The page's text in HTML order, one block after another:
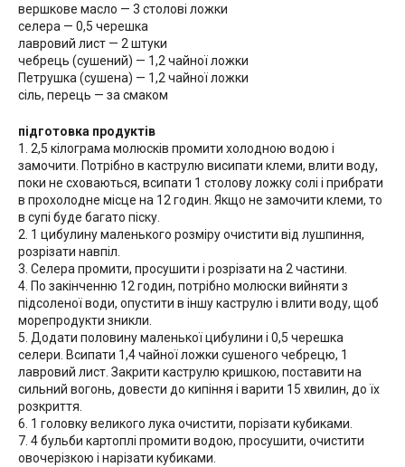
вершкове масло — 3 столові ложки
селера — 0,5 черешка
лавровий лист — 2 штуки
чебрець (сушений) — 1,2 чайної ложки
Петрушка (сушена) — 1,2 чайної ложки
сіль, перець — за смаком
підготовка продуктів
1. 2,5 кілограма молюсків промити холодною водою і
замочити. Потрібно в каструлю висипати клеми, влити воду,
поки не сховаються, всипати 1 столову ложку солі і прибрати
в прохолодне місце на 12 годин. Якщо не замочити клеми, то
в супі буде багато піску.
2. 1 цибулину маленького розміру очистити від лушпиння,
розрізати навпіл.
3. Селера промити, просушити і розрізати на 2 частини.
4. По закінченню 12 годин, потрібно молюски вийняти з
підсоленої води, опустити в іншу каструлю і влити воду, щоб
морепродукти зникли.
5. Додати половину маленької цибулини і 0,5 черешка
селери. Всипати 1,4 чайної ложки сушеного чебрецю, 1
лавровий лист. Закрити каструлю кришкою, поставити на
сильний вогонь, довести до кипіння і варити 15 хвилин, до їх
розкриття.
6. 1 головку великого лука очистити, порізати кубиками.
7. 4 бульби картоплі промити водою, просушити, очистити
овочерізкою і нарізати кубиками.